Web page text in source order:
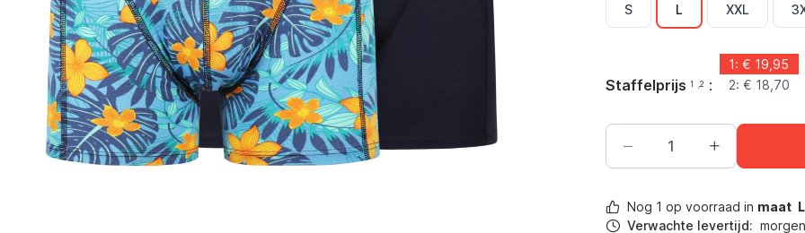
S L XXL
Staffelprijs1 ,2 :
1: € 19,95
2: € 18,70
Nog 1 op voorraad in maat L
Verwachte levertijd: